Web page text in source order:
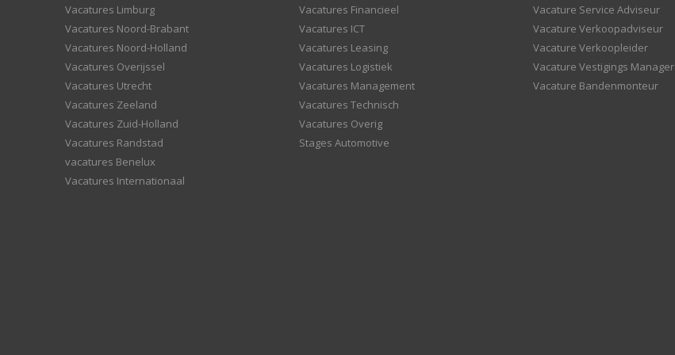
Vacatures Limburg
Vacatures Noord-Brabant
Vacatures Noord-Holland
Vacatures Overijssel
Vacatures Utrecht
Vacatures Zeeland
Vacatures Zuid-Holland
Vacatures Randstad
vacatures Benelux
Vacatures Internationaal
Vacatures Financieel
Vacatures ICT
Vacatures Leasing
Vacatures Logistiek
Vacatures Management
Vacatures Technisch
Vacatures Overig
Stages Automotive
Vacature Service Adviseur
Vacature Verkoopadviseur
Vacature Verkoopleider
Vacature Vestigings Manager
Vacature Bandenmonteur